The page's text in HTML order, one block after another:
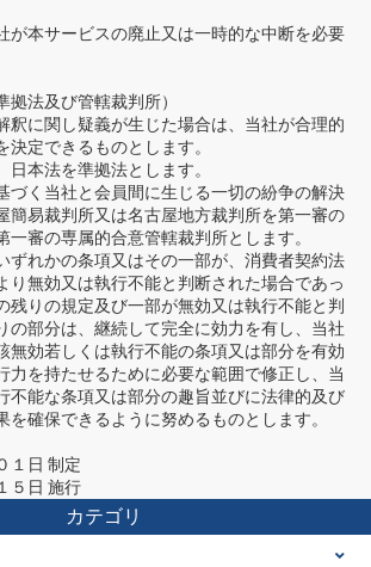
が本サービスの廃止又は一時的な中断を必要
法及び管轄裁判所）
釈に関し疑義が生じた場合は、当社が合理的
決定できるものとします。
日本法を準拠法とします。
づく当社と会員間に生じる一切の紛争の解決
簡易裁判所又は名古屋地方裁判所を第一審の
一審の専属的合意管轄裁判所とします。
ずれかの条項又はその一部が、消費者契約法
り無効又は執行不能と判断された場合であっ
残りの規定及び一部が無効又は執行不能と判
の部分は、継続して完全に効力を有し、当社
無効若しくは執行不能の条項又は部分を有効
力を持たせるために必要な範囲で修正し、当
不能な条項又は部分の趣旨並びに法律的及び
を確保できるように努めるものとします。
１日 制定
５日 施行
カテゴリ